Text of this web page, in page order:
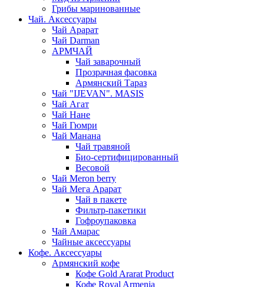
Грибы маринованные
Чай. Аксессуары
Чай Арарат
Чай Darman
АРМЧАЙ
Чай заварочный
Прозрачная фасовка
Армянский Тараз
Чай "IJEVAN". MASIS
Чай Агат
Чай Нане
Чай Гюмри
Чай Манана
Чай травяной
Био-сертифицированный
Весовой
Чай Meron berry
Чай Мега Арарат
Чай в пакете
Фильтр-пакетики
Гофроупаковка
Чай Амарас
Чайные аксессуары
Кофе. Аксессуары
Армянский кофе
Кофе Gold Ararat Product
Кофе Royal Armenia